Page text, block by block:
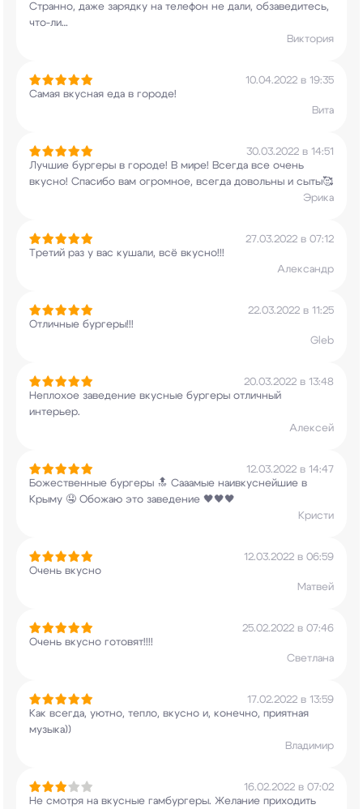
Странно, даже зарядку на телефон не дали, обзаведитесь,
что-ли…
Виктория
10.04.2022 в 19:35
Самая вкусная еда в городе!
Вита
30.03.2022 в 14:51
Лучшие бургеры в городе! В мире! Всегда все очень
вкусно! Спасибо вам огромное, всегда довольны и сыты🥰
Эрика
27.03.2022 в 07:12
Третий раз у вас кушали, всё вкусно!!!
Александр
22.03.2022 в 11:25
Отличные бургеры!!!
Gleb
20.03.2022 в 13:48
Неплохое заведение вкусные бургеры отличный
интерьер.
Алексей
12.03.2022 в 14:47
Божественные бургеры 🔝 Сааамые наивкуснейшие в
Крыму 🤤 Обожаю это заведение 🖤🖤🖤
Кристи
12.03.2022 в 06:59
Очень вкусно
Матвей
25.02.2022 в 07:46
Очень вкусно готовят!!!!
Светлана
17.02.2022 в 13:59
Как всегда, уютно, тепло, вкусно и, конечно, приятная
музыка))
Владимир
16.02.2022 в 07:02
Не смотря на вкусные гамбургеры. Желание приходить